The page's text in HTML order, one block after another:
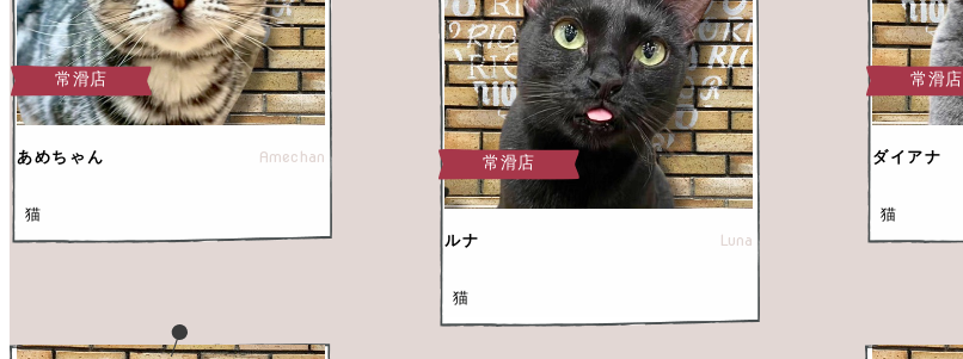
常滑店
あめちゃん Amechan
猫
常滑店
ルナ Luna
猫
常滑店
ダイアナ
猫